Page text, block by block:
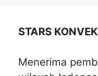
STARS
Menerima